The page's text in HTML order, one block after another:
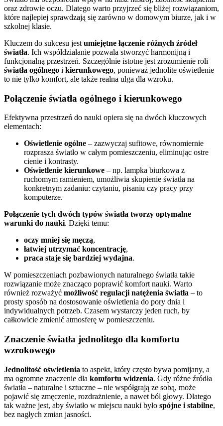
oraz zdrowie oczu. Dlatego warto przyjrzeć się bliżej rozwiązaniom,
które najlepiej sprawdzają się zarówno w domowym biurze, jak i w
szkolnej klasie.
Kluczem do sukcesu jest umiejętne łączenie różnych źródeł
światła. Ich współdziałanie pozwala stworzyć harmonijną i
funkcjonalną przestrzeń. Szczególnie istotne jest zrozumienie roli
światła ogólnego i kierunkowego, ponieważ jednolite oświetlenie
to nie tylko komfort, ale także realna ulga dla wzroku.
Połączenie światła ogólnego i kierunkowego
Efektywna przestrzeń do nauki opiera się na dwóch kluczowych
elementach:
Oświetlenie ogólne – zazwyczaj sufitowe, równomiernie
rozprasza światło w całym pomieszczeniu, eliminując ostre
cienie i kontrasty.
Oświetlenie kierunkowe – np. lampka biurkowa z
ruchomym ramieniem, umożliwia skupienie światła na
konkretnym zadaniu: czytaniu, pisaniu czy pracy przy
komputerze.
Połączenie tych dwóch typów światła tworzy optymalne
warunki do nauki. Dzięki temu:
oczy mniej się męczą,
łatwiej utrzymać koncentrację,
praca staje się bardziej wydajna.
W pomieszczeniach pozbawionych naturalnego światła takie
rozwiązanie może znacząco poprawić komfort nauki. Warto
również rozważyć możliwość regulacji natężenia światła – to
prosty sposób na dostosowanie oświetlenia do pory dnia i
indywidualnych potrzeb. Czasem wystarczy jeden ruch, by
całkowicie zmienić atmosferę w pomieszczeniu.
Znaczenie światła jednolitego dla komfortu
wzrokowego
Jednolitość oświetlenia to aspekt, który często bywa pomijany, a
ma ogromne znaczenie dla komfortu widzenia. Gdy różne źródła
światła – naturalne i sztuczne – nie współgrają ze sobą, może
pojawić się zmęczenie, rozdrażnienie, a nawet ból głowy. Dlatego
tak ważne jest, aby światło w miejscu nauki było spójne i stabilne,
bez nagłych zmian jasności.